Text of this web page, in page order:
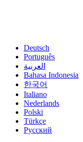
Deutsch
Português
العربية
Bahasa Indonesia
한국어
Italiano
Nederlands
Polski
Türkçe
Русский